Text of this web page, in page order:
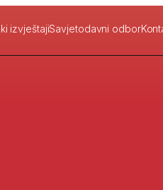
izvještajiSavjetodavni odbor